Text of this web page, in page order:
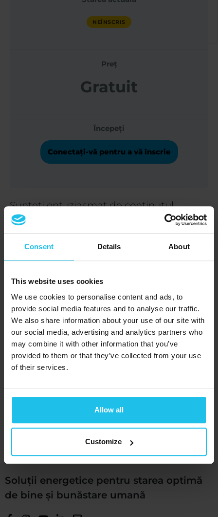
Consent Details About
This website uses cookies
We use cookies to personalise content and ads, to
provide social media features and to analyse our traffic.
We also share information about your use of our site with
our social media, advertising and analytics partners who
may combine it with other information that you’ve
provided to them or that they’ve collected from your use
of their services.
Allow all
Customize
NEÎNSCRIS
NEÎNSCRIS
Preț
Gratuit
Începeți
Conectați-vă pentru a vă înscrie
Sunteți entuziasmat de conținutul
Ghidurilor Intermediar și Avansat, dar
aveți întrebări?
Alăturați-vă lui Susan Harms și Margret
Margretardottir pentru un webinar
online GRATUIT cu întrebări și răspunsuri!
Împărtășiți-vă întrebările, îmbunătățiți-
vă înțelegerea și aprofundați-vă
cunoștințele.
Curs Conținut
Soluții energetice pentru starea optimă
de bine și bunăstare umană